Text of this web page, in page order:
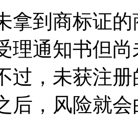
拿到商标证
理通知书但
过，未获注
后，风险就